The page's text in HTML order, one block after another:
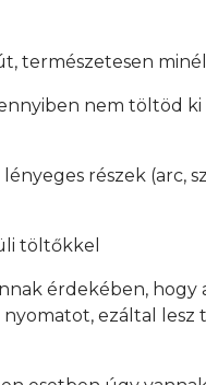
természetesen
nem töltöd
részek (arc,
töltőkkel
érdekében,
ezáltal